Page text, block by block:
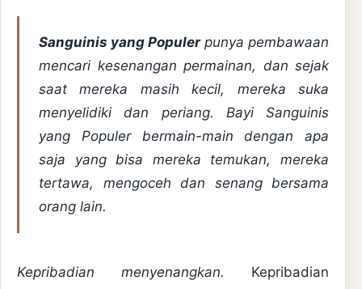
Sanguinis yang Populerpunya pembawaan
mencari kesenangan permainan, dan sejak
saat mereka masih kecil, mereka suka
menyelidiki dan periang. Bayi Sanguinis
yang Populer bermain-main dengan apa
saja yang bisa mereka temukan, mereka
tertawa, mengoceh dan senang bersama
orang lain.
Kepribadian menyenangkan. Kepribadian